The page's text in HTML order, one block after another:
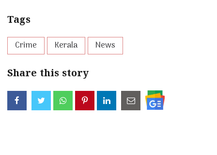
Tags
Crime Kerala News
Share this story